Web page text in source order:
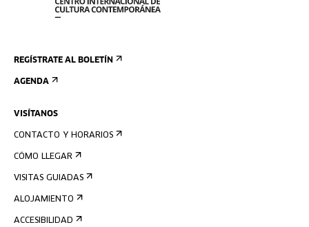
REGÍSTRATE AL BOLETÍN
AGENDA
VISÍTANOS
CONTACTO Y HORARIOS
CÓMO LLEGAR
VISITAS GUIADAS
ALOJAMIENTO
ACCESIBILIDAD